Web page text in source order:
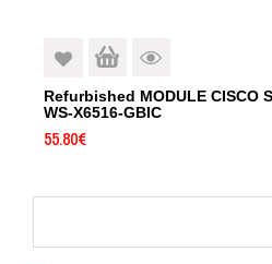
Refurbished MODULE CISCO
WS-X6516-GBIC
55.80€